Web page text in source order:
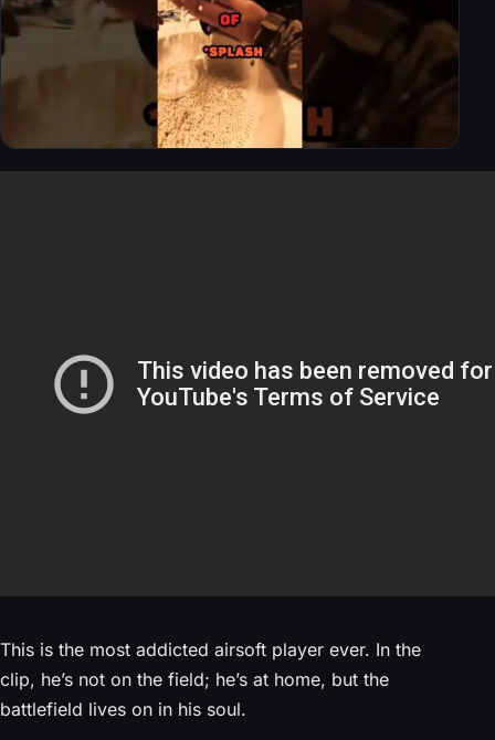
This is the most addicted airsoft player ever. In the
clip, he’s not on the field; he’s at home, but the
battlefield lives on in his soul.